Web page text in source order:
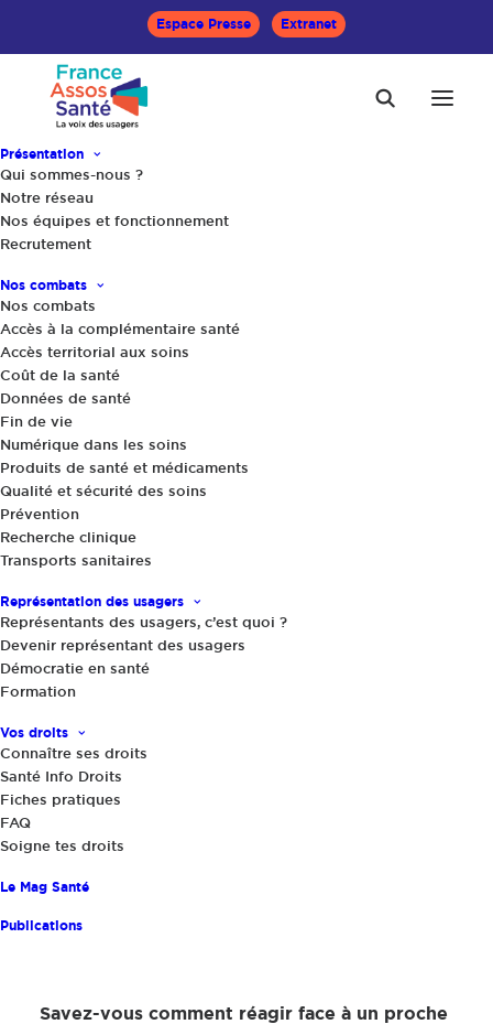
Espace Presse Extranet
Présentation
Qui sommes-nous ?
Notre réseau
Nos équipes et fonctionnement
Recrutement
Nos combats
Nos combats
Accès à la complémentaire santé
Accès territorial aux soins
Coût de la santé
Données de santé
Fin de vie
Numérique dans les soins
Produits de santé et médicaments
Qualité et sécurité des soins
Prévention
Recherche clinique
Transports sanitaires
Représentation des usagers
Représentants des usagers, c’est quoi ?
Devenir représentant des usagers
Démocratie en santé
Formation
Vos droits
Connaître ses droits
Santé Info Droits
Fiches pratiques
FAQ
Soigne tes droits
Le Mag Santé
Publications
Accueil
Apprendre les premiers secours en santé mentale
Actualités,Le Mag Santé
Apprendre les premiers secours en
santé mentale
Savez-vous comment réagir face à un proche